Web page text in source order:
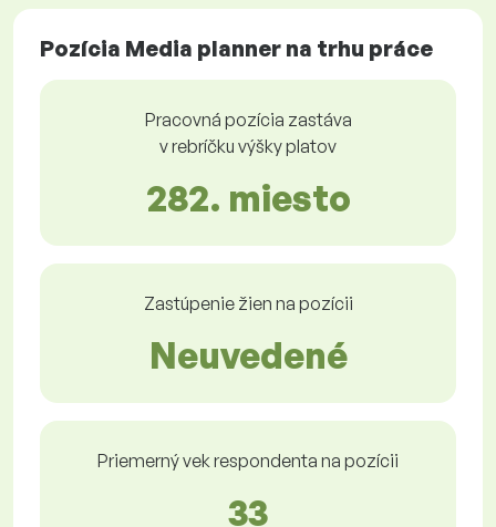
Pozícia Media planner na trhu práce
Pracovná pozícia zastáva
v rebríčku výšky platov
282. miesto
Zastúpenie žien na pozícii
Neuvedené
Priemerný vek respondenta na pozícii
33